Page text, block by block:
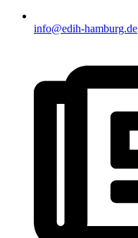
info@edih-hamburg.de